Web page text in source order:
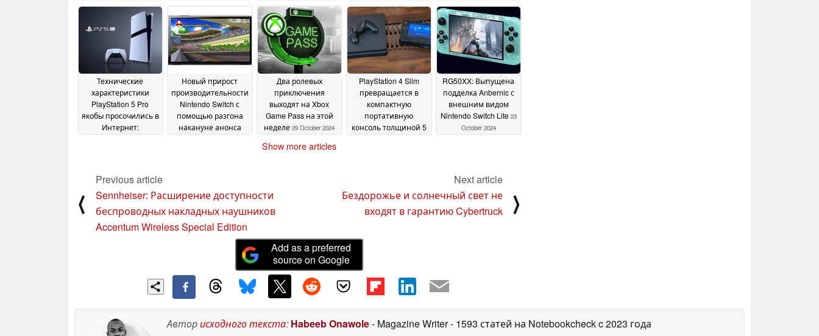
23 June
разработки19 May 2025
полетов28 January 2025
Технические
характеристики
PlayStation 5 Pro
якобы просочились в
Интернет:
03 November 2024
Новый прирост
производительности
Nintendo Switch с
помощью разгона
накануне анонса
Два ролевых
приключения
выходят на Xbox
Game Pass на этой
неделе 29 October 2024
PlayStation 4 Slim
превращается в
компактную
портативную
консоль толщиной 5
RG50XX: Выпущена
подделка Anbernic с
внешним видом
Nintendo Switch Lite 23
October 2024
Show more articles
⟨
Previous article
Sennheiser: Расширение доступности
беспроводных накладных наушников
Accentum Wireless Special Edition
Next article
Бездорожье и солнечный свет не
входят в гарантию Cybertruck
⟩
Add as a preferred
source on Google
Авторисходного текста: Habeeb Onawole- Magazine Writer- 1593 статей на Notebookcheckc 2023 года